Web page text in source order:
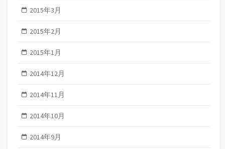
2015年3月
2015年2月
2015年1月
2014年12月
2014年11月
2014年10月
2014年9月